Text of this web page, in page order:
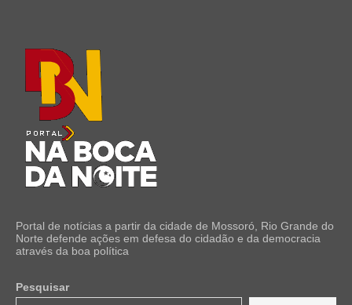
Portal de notícias a partir da cidade de Mossoró, Rio Grande do
Norte defende ações em defesa do cidadão e da democracia
através da boa política
Pesquisar